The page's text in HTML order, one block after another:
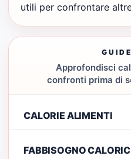
utili per confrontare
Approfondisci
confronti prima di
CALORIE ALIMENTI
FABBISOGNO